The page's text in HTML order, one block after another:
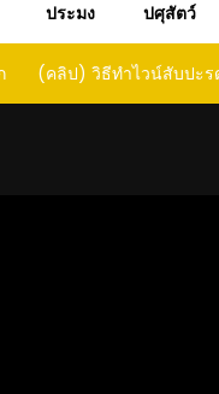
ประมง ปศุสัตว์
(คลิป) วิธีทำเบียร์สั